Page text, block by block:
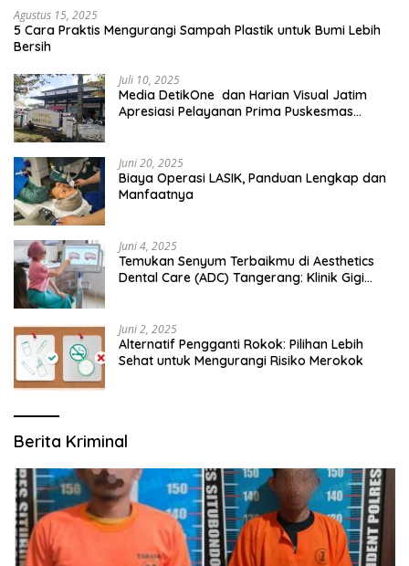
Agustus 15, 2025
5 Cara Praktis Mengurangi Sampah Plastik untuk Bumi Lebih
Bersih
Juli 10, 2025
Media DetikOne dan Harian Visual Jatim
Apresiasi Pelayanan Prima Puskesmas
Juni 20, 2025
Biaya Operasi LASIK, Panduan Lengkap dan
Manfaatnya
Juni 4, 2025
Temukan Senyum Terbaikmu di Aesthetics
Dental Care (ADC) Tangerang: Klinik Gigi
Juni 2, 2025
Alternatif Pengganti Rokok: Pilihan Lebih
Sehat untuk Mengurangi Risiko Merokok
Berita Kriminal